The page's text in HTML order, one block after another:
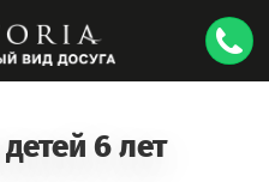
6 лет